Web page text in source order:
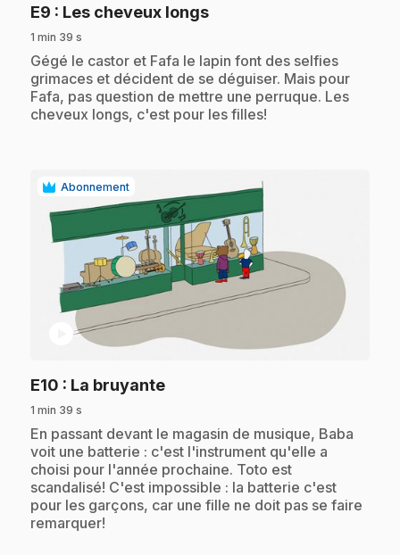
E9 : Les cheveux longs.
1 min 39 s
.Gégé le castor et Fafa le lapin font des selfies
grimaces et décident de se déguiser. Mais pour
Fafa, pas question de mettre une perruque. Les
cheveux longs, c'est pour les filles!
Abonnement
play_circle
E10 : La bruyante.
1 min 39 s
.En passant devant le magasin de musique, Baba
voit une batterie : c'est l'instrument qu'elle a
choisi pour l'année prochaine. Toto est
scandalisé! C'est impossible : la batterie c'est
pour les garçons, car une fille ne doit pas se faire
remarquer!